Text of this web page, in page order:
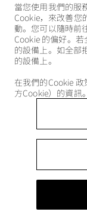
當您使用我們的服
Cookie，來改善您
動。您可以隨時前
Cookie 的偏好。
的設備上。如全部
的設備上。
在我們的Cookie
方Cookie）的資訊。